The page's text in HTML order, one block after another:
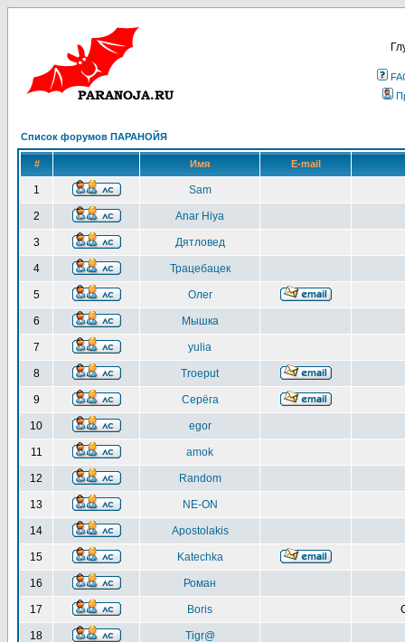
Список форумов ПАРАНОЙЯ
# Имя E-mail
1 Sam
2 Anar Hiya
3 Дятловед
4 Трацебацек
5 Олег
6 Мышка
7 yulia
8 Troeput
9 Серёга
10 egor
11 amok
12 Random
13 NE-ON
14 Apostolakis
15 Katechka
16 Роман
17 Boris
18 Tigr@